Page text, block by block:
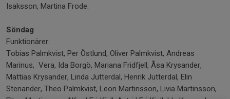
Isaksson, Martina Frode.
Söndag
Funktionärer:
Tobias Palmkvist, Per Östlund, Oliver Palmkvist, Andreas
Marinus, Vera, Ida Borgö, Mariana Fridfjell, Åsa Krysander,
Mattias Krysander, Linda Jutterdal, Henrik Jutterdal, Elin
Stenander, Theo Palmkvist, Leon Martinsson, Livia Martinsson,